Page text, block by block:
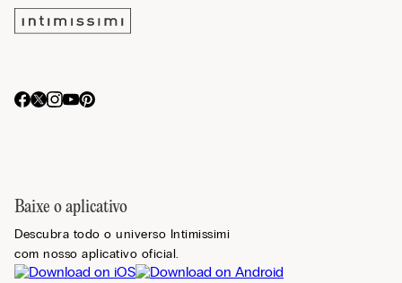
Baixe o aplicativo
Descubra todo o universo Intimissimi
com nosso aplicativo oficial.